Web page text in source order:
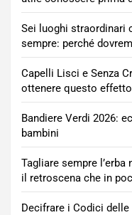
Sei luoghi straordinari
sempre: perché
Capelli Lisci e Senza
ottenere questo effetto
Bandiere Verdi 2026:
bambini
Tagliare sempre
il retroscena che in
Decifrare i Codici